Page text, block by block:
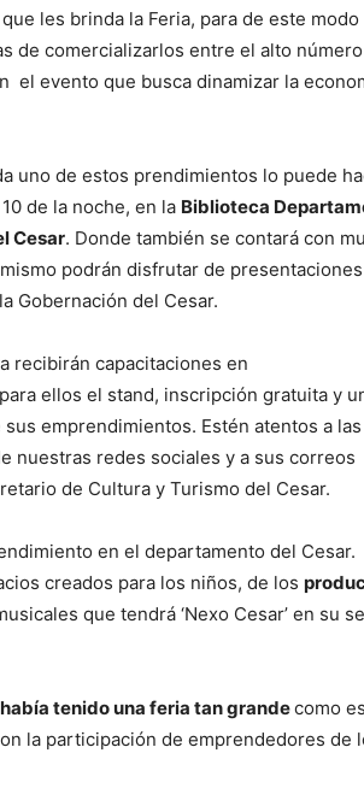
les brinda la Feria, para de este modo
de comercializarlos entre el alto
el evento que busca dinamizar la
uno de estos prendimientos lo puede
de la noche, en la Biblioteca
Cesar. Donde también se contará con
podrán disfrutar de presentaciones
Gobernación del Cesar.
recibirán capacitaciones en
ellos el stand, inscripción gratuita y
emprendimientos. Estén atentos a las
nuestras redes sociales y a sus correos
de Cultura y Turismo del Cesar.
en el departamento del Cesar.
creados para los niños, de los
que tendrá ‘Nexo Cesar’ en su
tenido una feria tan grandecomo
la participación de emprendedores de